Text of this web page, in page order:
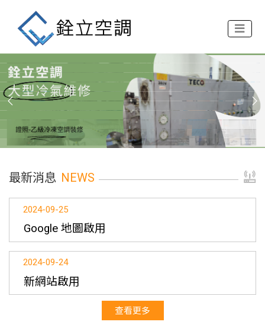
最新消息 NEWS
2024-09-25
Google 地圖啟用
2024-09-24
新網站啟用
查看更多